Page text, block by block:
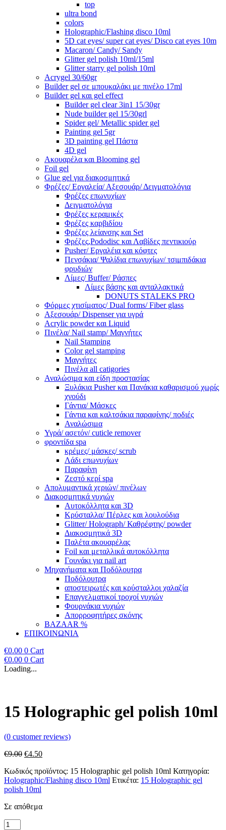
top
ultra bond
colors
Holographic/Flashing disco 10ml
5D cat eyes/ super cat eyes/ Disco cat eyes 10m
Macaron/ Candy/ Sandy
Glitter gel polish 10ml/15ml
Glitter starry gel polish 10ml
Acrygel 30/60gr
Builder gel σε μπουκαλάκι με πινέλο 17ml
Builder gel και gel effect
Builder gel clear 3in1 15/30gr
Nude builder gel 15/30grl
Spider gel/ Metallic spider gel
Painting gel 5gr
3D painting gel Πάστα
4D gel
Ακουαρέλα και Blooming gel
Foil gel
Glue gel για διακοσμητικά
Φρέζες/ Εργαλεία/ Αξεσουάρ/ Δειγματολόγια
Φρέζες επωνυχίων
Δειγματολόγια
Φρέζες κεραμικές
Φρέζες καρβιδίου
Φρέζες λείανσης και Set
Φρέζες,Pododisc και Λαβίδες πεντικιούρ
Pusher/ Εργαλέια και κόφτες
Πενσάκια/ Ψαλίδια επωνυχίων/ τσιμπιδάκια
φρυδιών
Λίμες/ Buffer/ Ράσπες
Λίμες βάσης και ανταλλακτικά
DONUTS STALEKS PRO
Φόρμες χτισίματος/ Dual forms/ Fiber glass
Αξεσουάρ/ Dispenser για υγρά
Acrylic powder και Liquid
Πινέλα/ Nail stamp/ Μαγνήτες
Nail Stamping
Color gel stamping
Μαγνήτες
Πινέλα all catigories
Αναλώσιμα και είδη προστασίας
Ξυλάκια Pusher και Πανάκια καθαρισμού χωρίς
χνούδι
Γάντια/ Μάσκες
Γάντια και καλτσάκια παραφίνης/ ποδιές
Αναλώσιμα
Υγρά/ ασετόν/ cuticle remover
φροντίδα spa
κρέμες/ μάσκες/ scrub
Λάδι επωνυχίων
Παραφίνη
Ζεστό κερί spa
Απολυμαντικά χεριών/ πινέλων
Διακοσμητικά νυχιών
Αυτοκόλλητα και 3D
Κρύσταλλα/ Πέρλες και λουλούδια
Glitter/ Holograph/ Καθρέφτης/ powder
Διακοσμητικά 3D
Παλέτα ακουαρέλας
Foil και μεταλλικά αυτοκόλλητα
Γουνάκι για nail art
Μηχανήματα και Ποδόλουτρα
Ποδόλουτρα
αποστειρωτές και κρύσταλλοι χαλαζία
Επαγγελματικοί τροχοί νυχιών
Φουρνάκια νυχιών
Απορροφητήρες σκόνης
BAZAAR %
ΕΠΙΚΟΙΝΩΝΙΑ
€0.00 0 Cart
€0.00 0 Cart
Loading...
15 Holographic gel polish 10ml
(0 customer reviews)
€9.00 Original
was:
€9.00.
€4.50Η
τιμή
είναι:
Κωδικός προϊόντος: 15 Holographic gel polish 10ml Κατηγορία:
Holographic/Flashing disco 10ml Ετικέτα: 15 Holographic gel
polish 10ml
Σε απόθεμα
15